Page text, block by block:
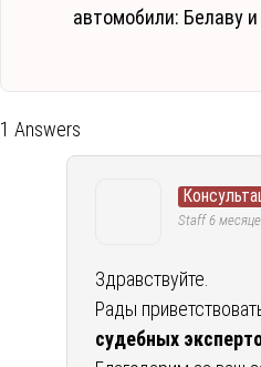
автомобили: Белаву
1 Answers
Staff6
Здравствуйте.
Рады
судебных